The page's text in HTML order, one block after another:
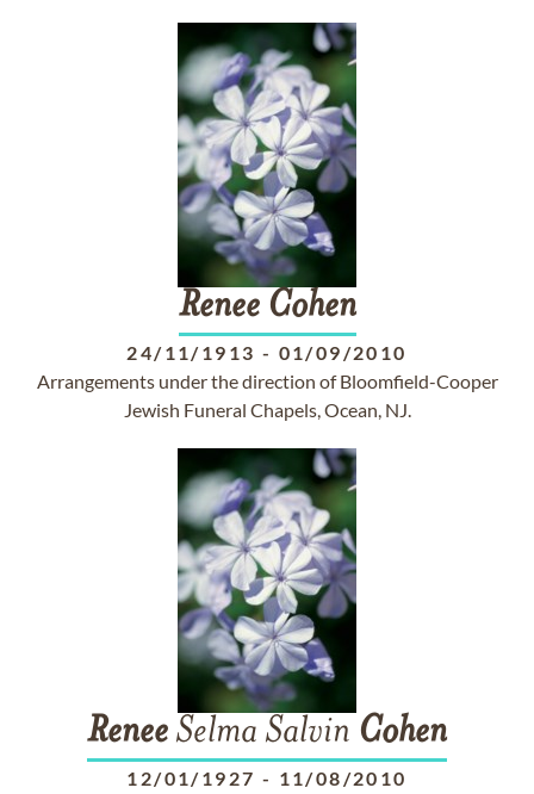
Renee Cohen
24/11/1913 - 01/09/2010
Arrangements under the direction of Bloomfield-Cooper
Jewish Funeral Chapels, Ocean, NJ.
Renee Selma Salvin Cohen
12/01/1927 - 11/08/2010